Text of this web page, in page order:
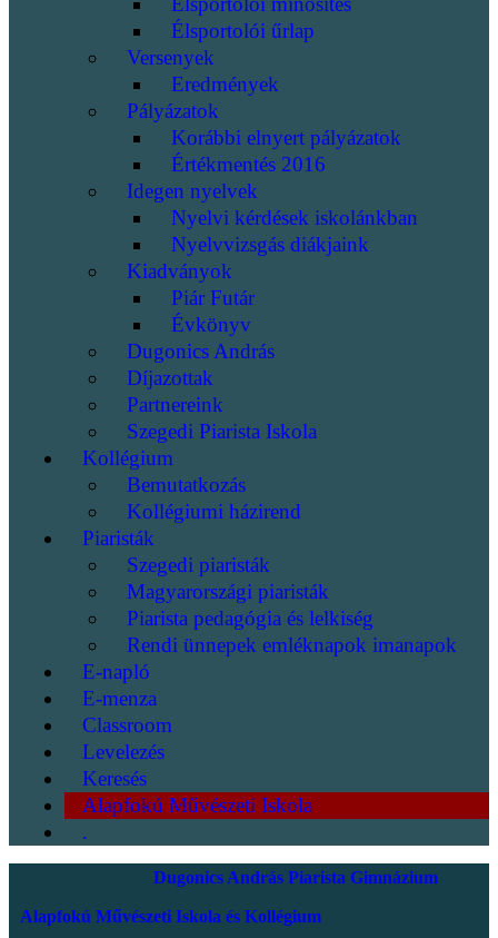
Élsportolói űrlap
Versenyek
Eredmények
Pályázatok
Korábbi elnyert pályázatok
Értékmentés 2016
Idegen nyelvek
Nyelvi kérdések iskolánkban
Nyelvvizsgás diákjaink
Kiadványok
Piár Futár
Évkönyv
Dugonics András
Díjazottak
Partnereink
Szegedi Piarista Iskola
Kollégium
Bemutatkozás
Kollégiumi házirend
Piaristák
Szegedi piaristák
Magyarországi piaristák
Piarista pedagógia és lelkiség
Rendi ünnepek emléknapok imanapok
E-napló
E-menza
Classroom
Levelezés
Keresés
Alapfokú Művészeti Iskola
.
Dugonics András Piarista Gimnázium
Alapfokú Művészeti Iskola és Kollégium